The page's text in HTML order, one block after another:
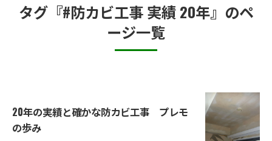
タグ『#防カビ工事 実績 20年』のペ
ージ一覧
20年の実績と確かな防カビ工事 プレモ
の歩み